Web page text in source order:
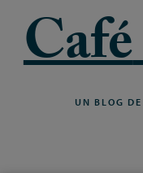
Café
UN BLOG DE